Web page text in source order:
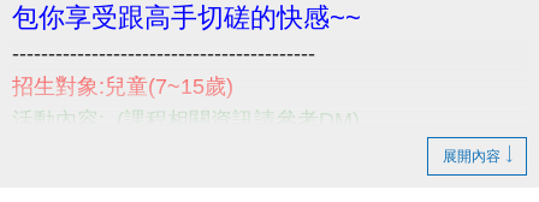
包你享受跟高手切磋的快感~~
------------------------------------------
招生對象:兒童(7~15歲)
活動內容: (課程相關資訊請參考DM)
展開內容